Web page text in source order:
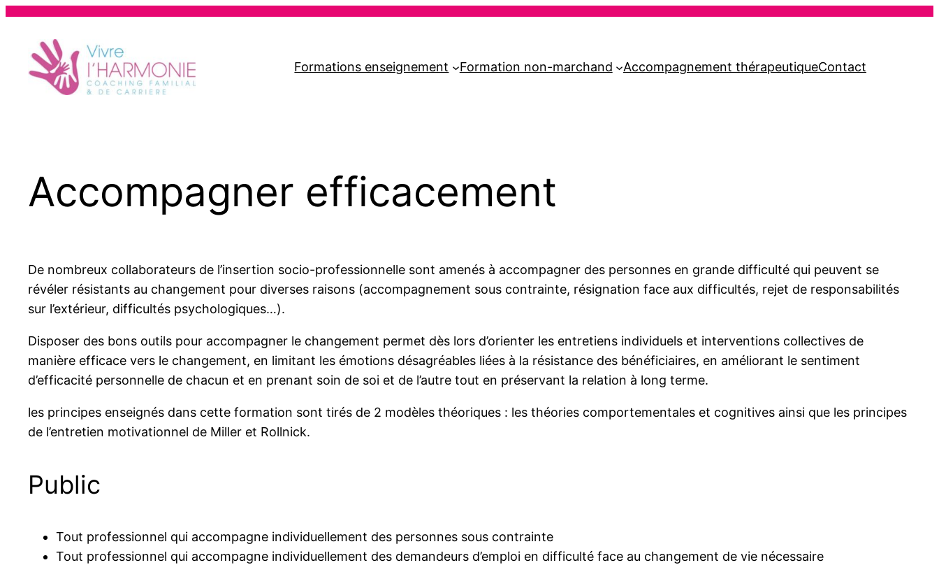
Aller
contenu
Formations enseignement
Formation non-marchand Accompagnement thérapeutiqueContact
Accompagner efficacement
De nombreux collaborateurs de l’insertion socio-professionnelle sont amenés à accompagner des personnes en grande difficulté qui peuvent se
révéler résistants au changement pour diverses raisons (accompagnement sous contrainte, résignation face aux difficultés, rejet de responsabilités
sur l’extérieur, difficultés psychologiques…).
Disposer des bons outils pour accompagner le changement permet dès lors d’orienter les entretiens individuels et interventions collectives de
manière efficace vers le changement, en limitant les émotions désagréables liées à la résistance des bénéficiaires, en améliorant le sentiment
d’efficacité personnelle de chacun et en prenant soin de soi et de l’autre tout en préservant la relation à long terme.
les principes enseignés dans cette formation sont tirés de 2 modèles théoriques : les théories comportementales et cognitives ainsi que les principes
de l’entretien motivationnel de Miller et Rollnick.
Public
Tout professionnel qui accompagne individuellement des personnes sous contrainte
Tout professionnel qui accompagne individuellement des demandeurs d’emploi en difficulté face au changement de vie nécessaire